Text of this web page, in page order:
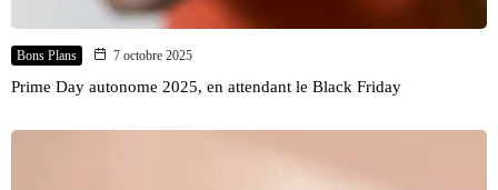
Bons Plans 7 octobre 2025
Prime Day autonome 2025, en attendant le Black Friday